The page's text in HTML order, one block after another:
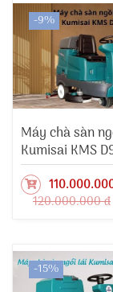
-9%
Máy chà sàn
Kumisai KMS
120.000.000 đ
-15%